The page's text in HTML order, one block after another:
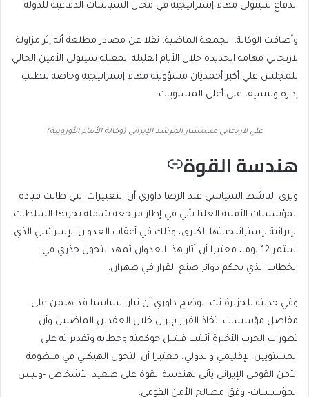
الدفاع سيتولى مهام إستراتيجية في مجال السياسات الدفاعية للدولة.
وأضافت الوكالة، الجمعة الماضية، نقلا عن مصادر مطلعة أنه إثر مزاولة
لاريجاني مهامه الجديدة خلال الأيام القليلة المقبلة سيتولى الأمين الحالي
للمجلس علي أكبر أحمديان مسؤولية مهام إستراتيجية وخاصة تتطلب
إدارة وتنسيقا على أعلى المستويات.
علي لاريجاني مستشار المرشد الإيراني (وكالة الأنباء الأوروبية)
هندسة القوة
ويرى الناشط السياسي عبد الرضا داوري أن التغييرات التي طالت قيادة
المؤسسات الأمنية العليا تأتي في إطار مراجعة شاملة تجريها السلطات
الإيرانية لإستراتيجياتها الكبرى، وذلك في أعقاب العدوان الإسرائيلي الذي
استمر 12 يوما، معتبرا أن آثار هذا العدوان تمهد لتحول جذري في
الخطاب الذي يحكم دوائر صنع القرار في طهران.
وفي حديثه للجزيرة نت، يوضح داوري أن تيارا سياسيا قد هيمن على
مفاصل مؤسسات اتخاذ القرار بإيران خلال العقدين الماضيين وأن
تطورات الحرب الأخيرة أثبتت فشل حوكمته وخطابه وتقديراته على
المستويين الإقليمي والدولي، معتبرا أن التحول الهيكلي في منظومة
الأمن القومي الإيراني يأتي لهندسة القوة على صعيد الأشخاص -وليس
المؤسسات- وفق مصالح الأمن القومي.